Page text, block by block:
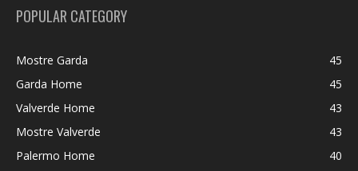
POPULAR CATEGORY
Mostre Garda
45
Garda Home
45
Valverde Home
43
Mostre Valverde
43
Palermo Home
40